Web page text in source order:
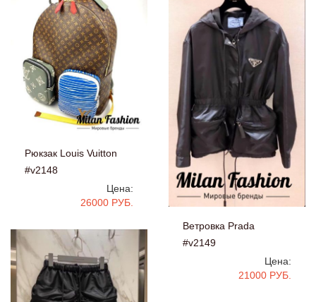
Рюкзак Louis Vuitton
#v2148
Цена:
26000 РУБ.
Ветровка Prada
#v2149
Цена:
21000 РУБ.